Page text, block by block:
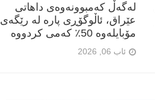
لەگەڵ کەمبوونەوەی داهاتی
عێراق، ئاڵوگۆڕی پارە لە رێگەی
مۆبایلەوە 50٪ کەمی کردووە
ئاب 06, 2026